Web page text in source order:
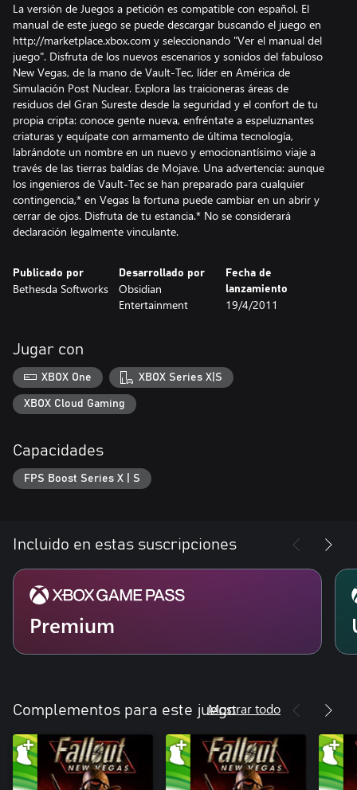
La versión de Juegos a petición es compatible con español. El
manual de este juego se puede descargar buscando el juego en
http://marketplace.xbox.com y seleccionando "Ver el manual del
juego". Disfruta de los nuevos escenarios y sonidos del fabuloso
New Vegas, de la mano de Vault-Tec, líder en América de
Simulación Post Nuclear. Explora las traicioneras áreas de
residuos del Gran Sureste desde la seguridad y el confort de tu
propia cripta: conoce gente nueva, enfréntate a espeluznantes
criaturas y equípate con armamento de última tecnología,
labrándote un nombre en un nuevo y emocionantísimo viaje a
través de las tierras baldías de Mojave. Una advertencia: aunque
los ingenieros de Vault-Tec se han preparado para cualquier
contingencia,* en Vegas la fortuna puede cambiar en un abrir y
cerrar de ojos. Disfruta de tu estancia.* No se considerará
declaración legalmente vinculante.
Publicado por
Bethesda Softworks
Desarrollado por
Obsidian
Entertainment
Fecha de
lanzamiento
19/4/2011
Jugar con
XBOX One XBOX Series X|S
XBOX Cloud Gaming
Capacidades
FPS Boost Series X | S
Incluido en estas suscripciones
Premium
Complementos para este juegoMostrar todo